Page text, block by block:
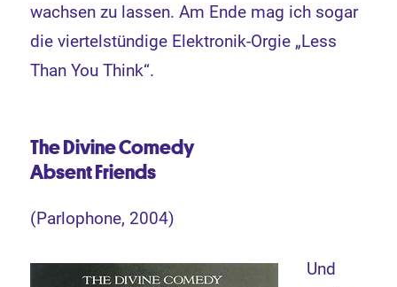
wachsen zu lassen. Am Ende mag ich sogar
die viertelstündige Elektronik-Orgie „Less
Than You Think“.
The Divine Comedy
Absent Friends
(Parlophone, 2004)
Und